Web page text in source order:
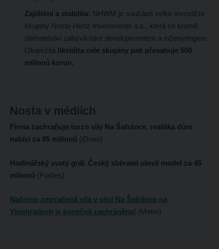
Zajištění a stabilita: NHWM je součástí velké investiční
skupiny Nosta-Hertz Investments a.s., která se kromě
sběratelství zabývá také developmentem a inženýringem.
Okamžitá likvidita cele skupiny pak přesahuje 500
milionů korun.
Nosta v médiích
Firma zachraňuje torzo vily Na Šafránce, realitka dům
nabízí za 85 milionů (iDnes)
Hodinářský svatý grál. Český sběratel ulovil model za 45
milionů (Forbes)
Načerno zmrzačená vila v ulici Na Šafránce na
Vinohradech je konečně zachráněna! (Metro)